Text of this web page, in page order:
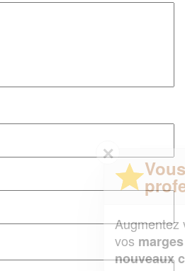
?
votrechiffre d'affaireset
tout en gagnant de
clients!